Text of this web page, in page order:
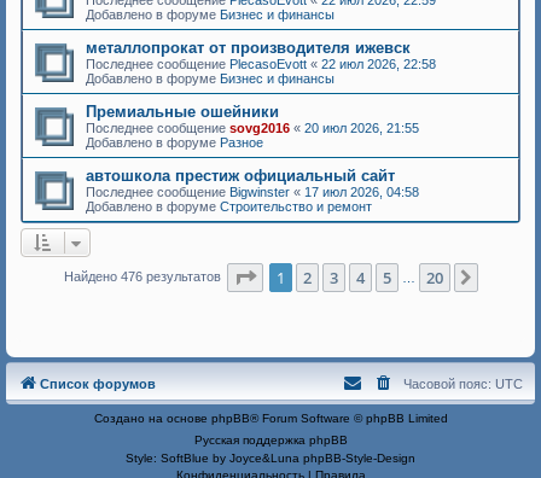
Добавлено в форуме Бизнес и финансы
металлопрокат от производителя ижевск
Последнее сообщение PlecasoEvott « 22 июл 2026, 22:58
Добавлено в форуме Бизнес и финансы
Премиальные ошейники
Последнее сообщение sovg2016 « 20 июл 2026, 21:55
Добавлено в форуме Разное
автошкола престиж официальный сайт
Последнее сообщение Bigwinster « 17 июл 2026, 04:58
Добавлено в форуме Строительство и ремонт
Найдено 476 результатов Страница из 20
1 2 3 4 5 20
Список форумов Часовой пояс: UTC
Создано на основе phpBB® Forum Software © phpBB Limited
Русская поддержка phpBB
Style: SoftBlue by Joyce&Luna phpBB-Style-Design
Конфиденциальность| Правила